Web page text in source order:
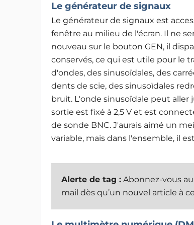
Le générateur de signaux
Le générateur de signaux est
fenêtre au milieu de l'écran. Il ne
nouveau sur le bouton GEN, il
conservés, ce qui est utile pour le
d'ondes, des sinusoïdales, des
dents de scie, des sinusoïdales
bruit. L'onde sinusoïdale peut aller
sortie est fixé à 2,5 V et est
de sonde BNC. J'aurais aimé un
variable, mais dans l'ensemble, il
Alerte de tag :Abonnez-vous
mail dès qu’un nouvel article à